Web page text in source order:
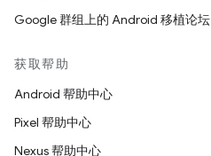
Google 群组上的 Android 移植论坛
获取帮助
Android 帮助中心
Pixel 帮助中心
Nexus 帮助中心